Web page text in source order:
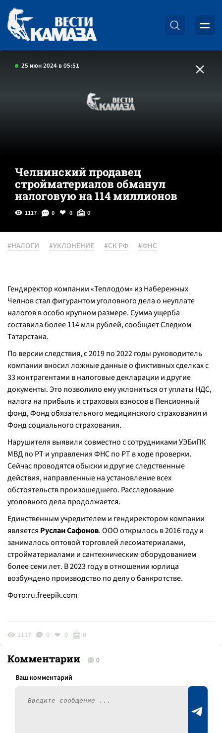
25 июн 2024 в 05:51
Челнинский продавец
стройматериалов обманул
налоговую на 114 миллионов
1117 0 0 0
#НАЛОГИ #УКЛОНЕНИЕ #СК РФ #ФНС
Гендиректор компании «Теплодом» из Набережных
Челнов стал фигурантом уголовного дела о неуплате
налогов в особо крупном размере. Сумма ущерба
составила более 114 млн рублей, сообщает Следком
Татарстана.
По версии следствия, с 2019 по 2022 годы руководитель
компании вносил ложные данные о фиктивных сделках с
33 контрагентами в налоговые декларации и другие
документы. Это позволило ему уклониться от уплаты НДС,
налога на прибыль и страховых взносов в Пенсионный
фонд, Фонд обязательного медицинского страхования и
Фонд социального страхования.
Нарушителя выявили совместно с сотрудниками УЭБиПК
МВД по РТ и управления ФНС по РТ в ходе проверки.
Сейчас проводятся обыски и другие следственные
действия, направленные на установление всех
обстоятельств произошедшего. Расследование
уголовного дела продолжается.
Единственным учредителем и гендиректором компании
является Руслан Сафонов. ООО открылось в 2016 году и
занималось оптовой торговлей лесоматериалами,
стройматериалами и сантехническим оборудованием
более семи лет. В 2023 году в отношении юрлица
возбуждено производство по делу о банкротстве.
Фото:ru.freepik.com
1117 0 0 0
Комментарии 0